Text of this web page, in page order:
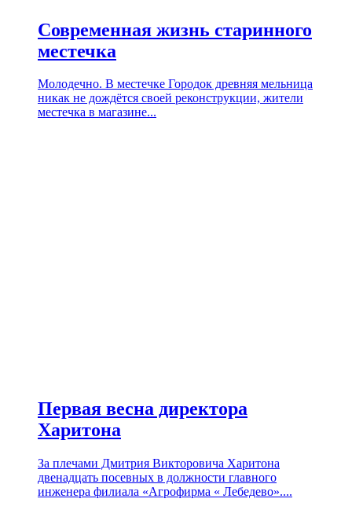
Современная жизнь старинного
местечка
Молодечно. В местечке Городок древняя мельница
никак не дождётся своей реконструкции, жители
местечка в магазине...
Первая весна директора
Харитона
За плечами Дмитрия Викторовича Харитона
двенадцать посевных в должности главного
инженера филиала «Агрофирма « Лебедево»....